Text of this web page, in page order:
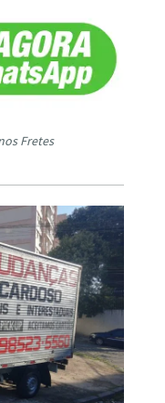
Fretes